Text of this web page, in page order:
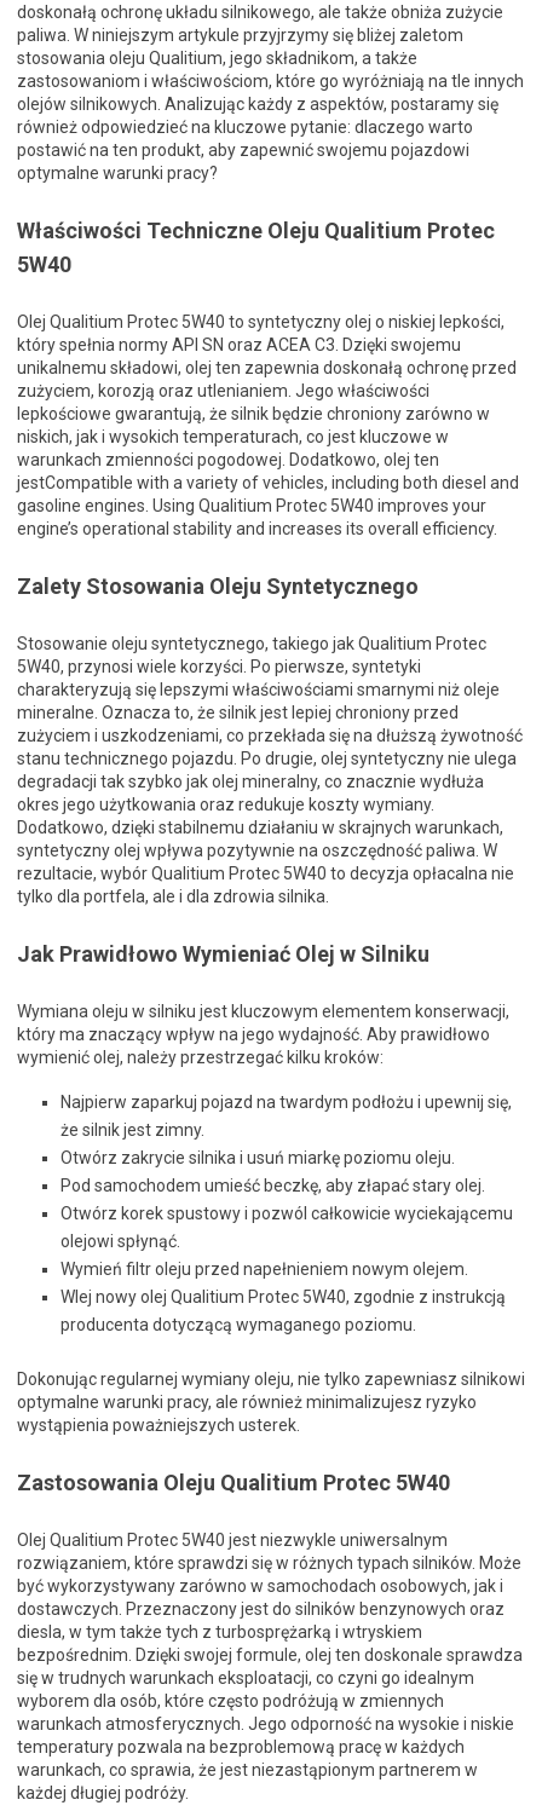
doskonałą ochronę układu silnikowego, ale także obniża zużycie
paliwa. W niniejszym artykule przyjrzymy się bliżej zaletom
stosowania oleju Qualitium, jego składnikom, a także
zastosowaniom i właściwościom, które go wyróżniają na tle innych
olejów silnikowych. Analizując każdy z aspektów, postaramy się
również odpowiedzieć na kluczowe pytanie: dlaczego warto
postawić na ten produkt, aby zapewnić swojemu pojazdowi
optymalne warunki pracy?
Właściwości Techniczne Oleju Qualitium Protec
5W40
Olej Qualitium Protec 5W40 to syntetyczny olej o niskiej lepkości,
który spełnia normy API SN oraz ACEA C3. Dzięki swojemu
unikalnemu składowi, olej ten zapewnia doskonałą ochronę przed
zużyciem, korozją oraz utlenianiem. Jego właściwości
lepkościowe gwarantują, że silnik będzie chroniony zarówno w
niskich, jak i wysokich temperaturach, co jest kluczowe w
warunkach zmienności pogodowej. Dodatkowo, olej ten
jestCompatible with a variety of vehicles, including both diesel and
gasoline engines. Using Qualitium Protec 5W40 improves your
engine’s operational stability and increases its overall efficiency.
Zalety Stosowania Oleju Syntetycznego
Stosowanie oleju syntetycznego, takiego jak Qualitium Protec
5W40, przynosi wiele korzyści. Po pierwsze, syntetyki
charakteryzują się lepszymi właściwościami smarnymi niż oleje
mineralne. Oznacza to, że silnik jest lepiej chroniony przed
zużyciem i uszkodzeniami, co przekłada się na dłuższą żywotność
stanu technicznego pojazdu. Po drugie, olej syntetyczny nie ulega
degradacji tak szybko jak olej mineralny, co znacznie wydłuża
okres jego użytkowania oraz redukuje koszty wymiany.
Dodatkowo, dzięki stabilnemu działaniu w skrajnych warunkach,
syntetyczny olej wpływa pozytywnie na oszczędność paliwa. W
rezultacie, wybór Qualitium Protec 5W40 to decyzja opłacalna nie
tylko dla portfela, ale i dla zdrowia silnika.
Jak Prawidłowo Wymieniać Olej w Silniku
Wymiana oleju w silniku jest kluczowym elementem konserwacji,
który ma znaczący wpływ na jego wydajność. Aby prawidłowo
wymienić olej, należy przestrzegać kilku kroków:
Najpierw zaparkuj pojazd na twardym podłożu i upewnij się,
że silnik jest zimny.
Otwórz zakrycie silnika i usuń miarkę poziomu oleju.
Pod samochodem umieść beczkę, aby złapać stary olej.
Otwórz korek spustowy i pozwól całkowicie wyciekającemu
olejowi spłynąć.
Wymień filtr oleju przed napełnieniem nowym olejem.
Wlej nowy olej Qualitium Protec 5W40, zgodnie z instrukcją
producenta dotyczącą wymaganego poziomu.
Dokonując regularnej wymiany oleju, nie tylko zapewniasz silnikowi
optymalne warunki pracy, ale również minimalizujesz ryzyko
wystąpienia poważniejszych usterek.
Zastosowania Oleju Qualitium Protec 5W40
Olej Qualitium Protec 5W40 jest niezwykle uniwersalnym
rozwiązaniem, które sprawdzi się w różnych typach silników. Może
być wykorzystywany zarówno w samochodach osobowych, jak i
dostawczych. Przeznaczony jest do silników benzynowych oraz
diesla, w tym także tych z turbosprężarką i wtryskiem
bezpośrednim. Dzięki swojej formule, olej ten doskonale sprawdza
się w trudnych warunkach eksploatacji, co czyni go idealnym
wyborem dla osób, które często podróżują w zmiennych
warunkach atmosferycznych. Jego odporność na wysokie i niskie
temperatury pozwala na bezproblemową pracę w każdych
warunkach, co sprawia, że jest niezastąpionym partnerem w
każdej długiej podróży.